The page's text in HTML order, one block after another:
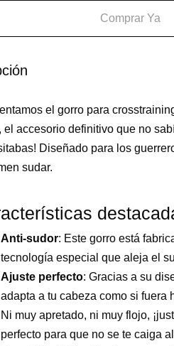
Comprar Ya
el gorro para
el accesorio definitivo que no
Diseñado para los
sudar.
Anti-sudor: Este gorro está
tecnología especial que aleja el
Ajuste perfecto: Gracias a su
adapta a tu cabeza como si fuera
Ni muy apretado, ni muy flojo,
perfecto para que no se te caiga